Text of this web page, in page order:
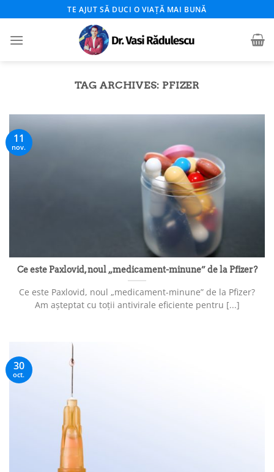
to
content
TE AJUT SĂ DUCI O VIAȚĂ MAI BUNĂ
TAG ARCHIVES: PFIZER
Ce este Paxlovid, noul „medicament-minune” de la Pfizer?
Ce este Paxlovid, noul „medicament-minune” de la Pfizer?
Am așteptat cu toții antivirale eficiente pentru [...]
11
nov.
30
oct.